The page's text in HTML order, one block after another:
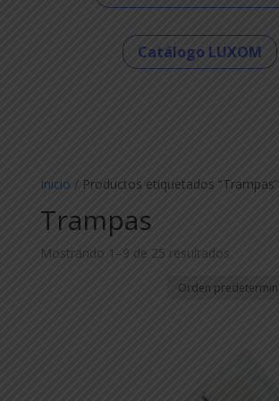
Catálogo LUXOM
Inicio / Productos etiquetados “Trampas”
Trampas
Mostrando 1–9 de 25 resultados